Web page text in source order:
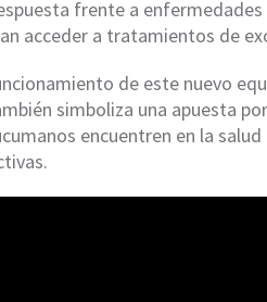
frente a
acceder a tratamientos de
de este nuevo
simboliza una apuesta
encuentren en la